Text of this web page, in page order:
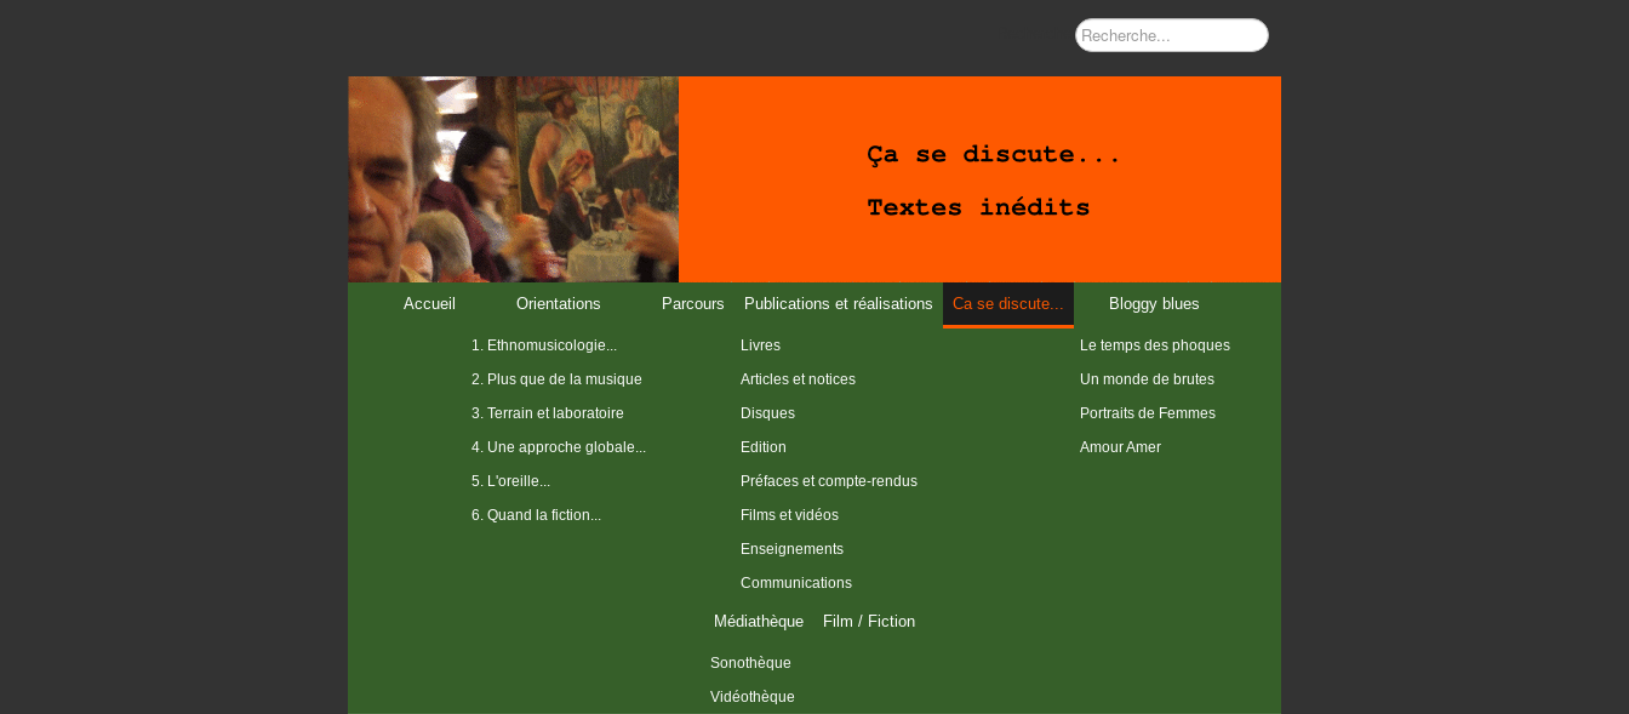
Accueil Orientations
1. Ethnomusicologie...
2. Plus que de la musique
3. Terrain et laboratoire
4. Une approche globale...
5. L'oreille...
6. Quand la fiction...
Parcours Publications et réalisations
Livres
Articles et notices
Disques
Edition
Préfaces et compte-rendus
Films et vidéos
Enseignements
Communications
Ca se discute... Bloggy blues
Le temps des phoques
Un monde de brutes
Portraits de Femmes
Amour Amer
Médiathèque
Sonothèque
Vidéothèque
Film / Fiction